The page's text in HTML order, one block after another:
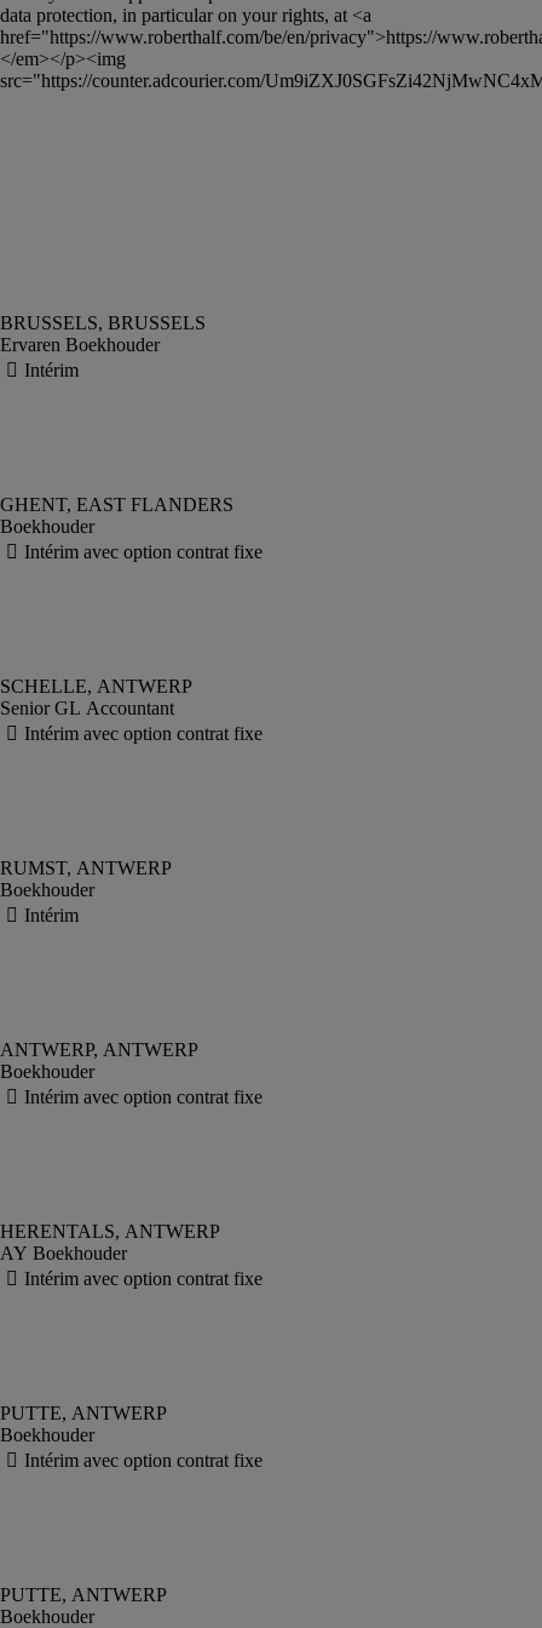
data protection, in particular on your rights, at <a
href="https://www.roberthalf.com/be/en/privacy">https://
</em></p><img
src="https://counter.adcourier.com/
Ervaren Boekhouder
Boekhouder
Senior GL Accountant
Boekhouder
Boekhouder
AY Boekhouder
Boekhouder
Boekhouder